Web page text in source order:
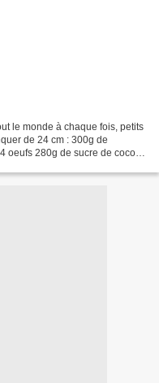
le monde à chaque fois, petits
de 24 cm : 300g de
oeufs 280g de sucre de coco